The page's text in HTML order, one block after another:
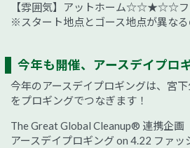
【雰囲気】アットホーム☆☆★☆☆フ
※スタート地点とゴース地点が異な
今年も開催、アースデイプロ
今年のアースデイプロギングは、宮
をプロギングでつなぎます！
The Great Global Cleanup® 連携企画
アースデイプロギング on 4.22 ファ